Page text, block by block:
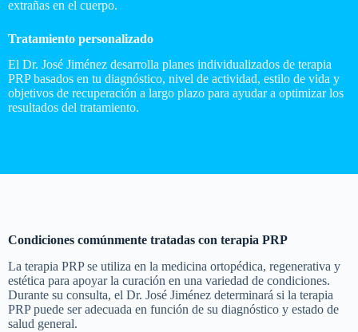
extrañas en el cuerpo.
Tratamiento personalizado
El Dr. José Jiménez desarrolla planes individualizados de terapia
PRP basados en tu diagnóstico, nivel de actividad, estilo de vida y
objetivos de recuperación a largo plazo para ayudar a optimizar los
resultados del tratamiento.
Condiciones comúnmente tratadas con terapia PRP
La terapia PRP se utiliza en la medicina ortopédica, regenerativa y
estética para apoyar la curación en una variedad de condiciones.
Durante su consulta, el Dr. José Jiménez determinará si la terapia
PRP puede ser adecuada en función de su diagnóstico y estado de
salud general.